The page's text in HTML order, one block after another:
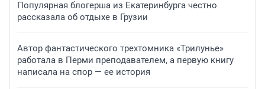
Популярная блогерша из Екатеринбурга честно
рассказала об отдыхе в Грузии
Автор фантастического трехтомника «Трилунье»
работала в Перми преподавателем, а первую книгу
написала на спор — ее история